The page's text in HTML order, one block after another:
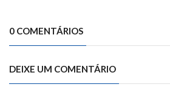
0 COMENTÁRIOS
DEIXE UM COMENTÁRIO